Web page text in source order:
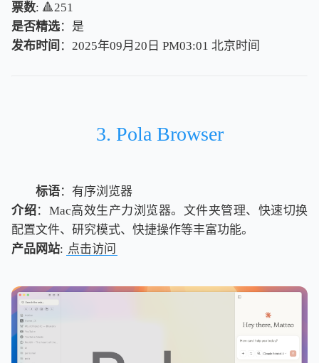
票数: 🔺251
是否精选：是
发布时间 ：2025年09月20日 PM03:01 北京时间
北京时间
3. Pola Browser
标语：有序浏览器
介绍：Mac高效生产力浏览器。文件夹管理、快速切换
配置文件、研究模式、快捷操作等丰富功能。
产品网站: 点击访问